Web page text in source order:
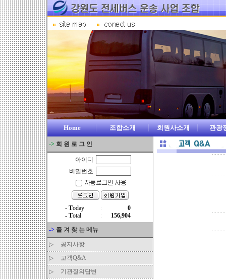
Home 조합소개 회원사소개 관광
-> 회 원 로 그 인
아이디
비밀번호
-> 즐 겨 찾 는 메뉴
▷
공지사항
▷
고객Q&A
▷
기관질의답변